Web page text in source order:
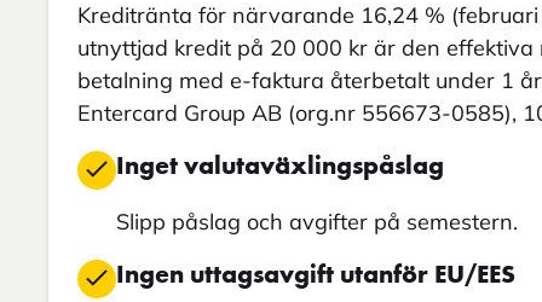
Kreditränta för närvarande 16,24 %
utnyttjad kredit på 20 000 kr är den
betalning med e-faktura återbetalt under 1
Entercard Group AB (org.nr 556673-0585),
Inget valutaväxlingspåslag
Slipp påslag och avgifter på semestern.
Ingen uttagsavgift utanför EU/EES